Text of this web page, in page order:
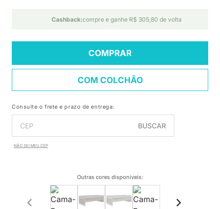
Cashback:compre e ganhe R$ 305,80 de volta
COMPRAR
COM COLCHÃO
Consulte o frete e prazo de entrega:
BUSCAR
NÃO SEI MEU CEP
Outras cores disponíveis: